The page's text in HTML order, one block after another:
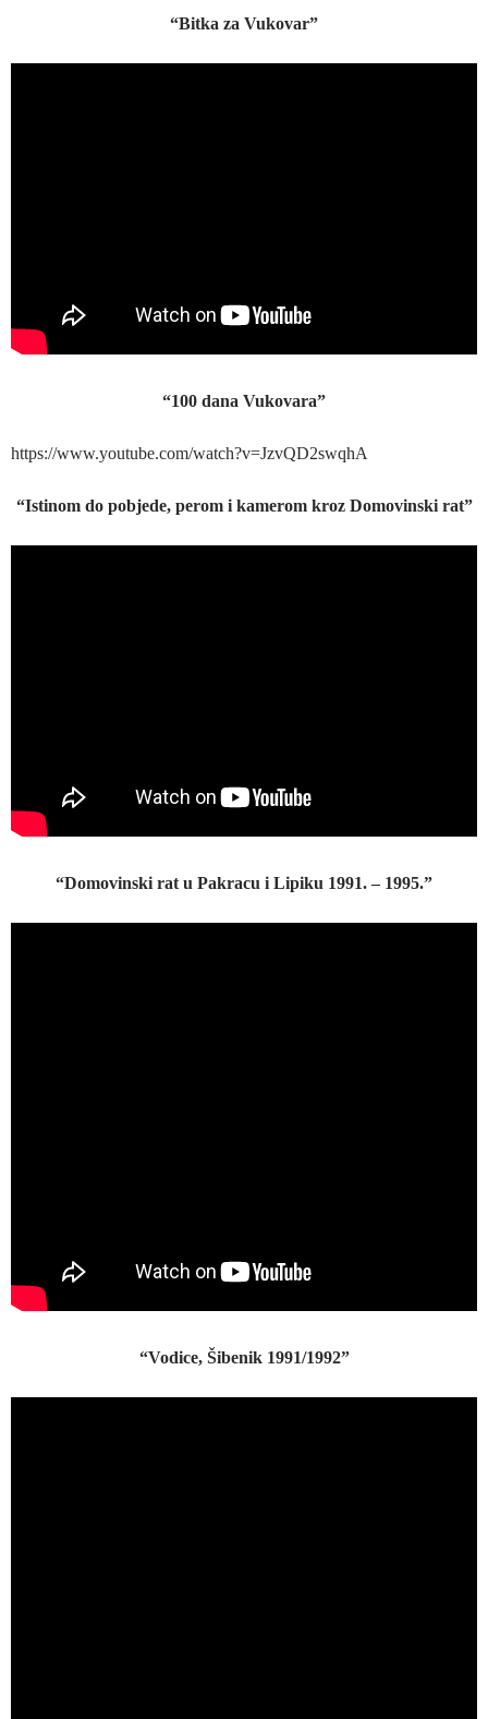
“Bitka za Vukovar”
“100 dana Vukovara”
https://www.youtube.com/watch?v=JzvQD2swqhA
“Istinom do pobjede, perom i kamerom kroz Domovinski rat”
“Domovinski rat u Pakracu i Lipiku 1991. – 1995.”
“Vodice, Šibenik 1991/1992”